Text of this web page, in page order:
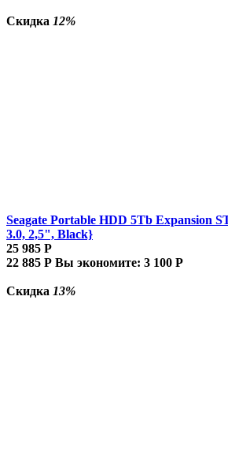
Скидка 12%
Seagate Portable HDD 5Tb Expansion
3.0, 2,5", Black}
25 985 Р
22 885 Р Вы экономите: 3 100 Р
Скидка 13%